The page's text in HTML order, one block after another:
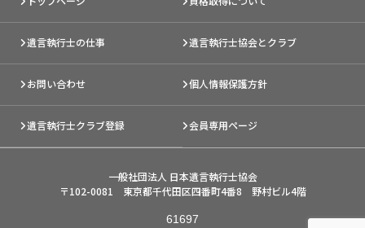
遺言執行士の仕事 遺言執行士協会とクラブ
お問い合わせ 個人情報保護方針
遺言執行士クラブ登録 会員専用ページ
一般社団法人 日本遺言執行士協会
〒102-0081 東京都千代田区四番町4番8 野村ビル4階